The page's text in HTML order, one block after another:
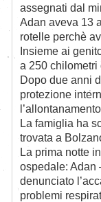
assegnati dal
Adan aveva 13
rotelle perchè
Insieme ai
a 250
Dopo due anni
protezione
La famiglia ha
trovata a
La prima notte
ospedale: Adan
denunciato
problemi